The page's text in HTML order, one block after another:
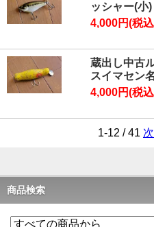
ッシャー(小)
4,000円(税
蔵出し中古
スイマセン
4,000円(税
1-12 / 41
商品検索